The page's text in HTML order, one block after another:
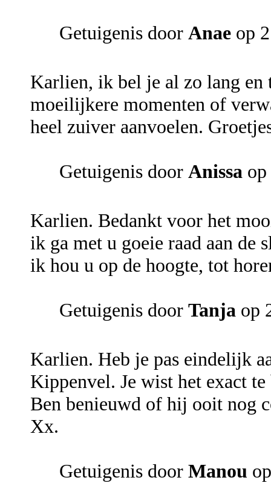
Getuigenis door Anae op
Karlien, ik bel je al zo lang en
moeilijkere momenten of
heel zuiver aanvoelen.
Getuigenis door Anissa
Karlien. Bedankt voor het
ik ga met u goeie raad aan de
ik hou u op de hoogte, tot
Getuigenis door Tanja op
Karlien. Heb je pas eindelijk
Kippenvel. Je wist het exact
Ben benieuwd of hij ooit nog
Xx.
Getuigenis door Manou